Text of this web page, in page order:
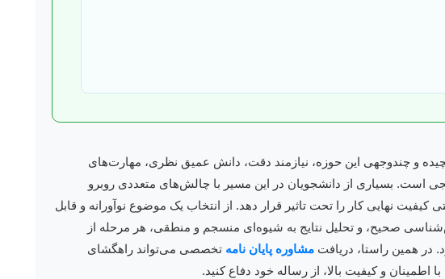
و چندوجهی این حوزه، نیازمند دقت، دانش عمیق نظری، مهارت‌های
است. بسیاری از دانشجویان در این مسیر با چالش‌های متعددی روبرو
کیفیت نهایی کار را تحت تاثیر قرار دهد. از انتخاب یک موضوع نوآورانه و قابل
صحیح، و تحلیل نتایج به شیوه‌ای منسجم و منطقی، هر مرحله از
در همین راستا، دریافت مشاوره پایان نامه تخصصی می‌تواند راهگشای
اطمینان و کیفیت بالا، از رساله خود دفاع کنید.